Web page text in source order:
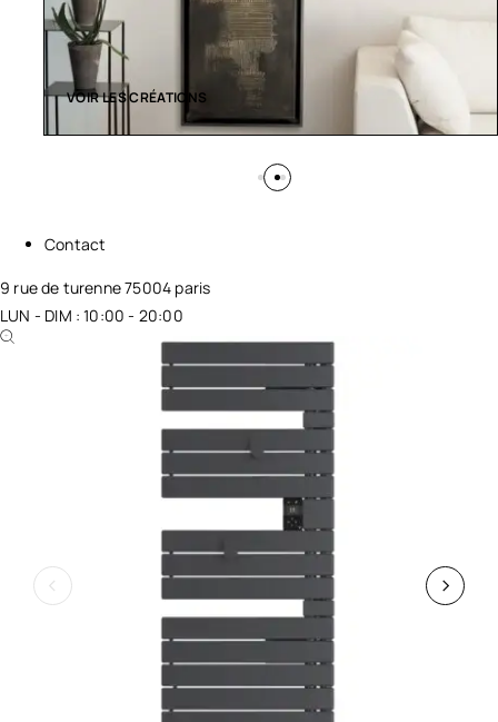
VOIR LES CRÉATIONS
Contact
9 rue de turenne 75004 paris
LUN - DIM : 10:00 - 20:00